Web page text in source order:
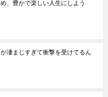
、豊かで楽しい人生にしよう
凄まじすぎて衝撃を受けてるん